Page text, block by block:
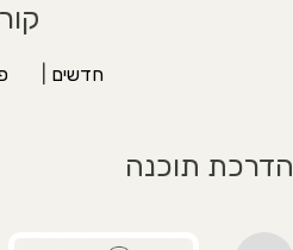
חדשים
הדרכת תוכנה